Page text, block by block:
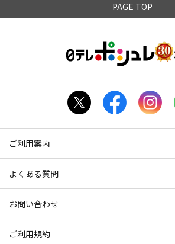
PAGE TOP
ご利用案内
よくある質問
お問い合わせ
ご利用規約